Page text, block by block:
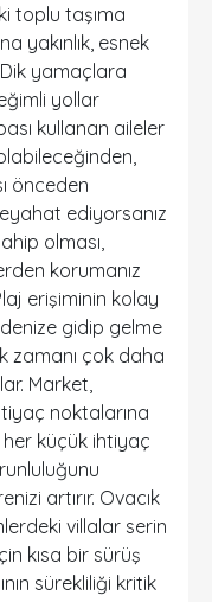
toplu taşıma
yakınlık, esnek
yamaçlara
yollar
kullanan aileler
önceden
ediyorsanız
olması,
korumanız
erişiminin kolay
gidip gelme
zamanı çok daha
Market,
noktalarına
küçük ihtiyaç
artırır. Ovacık
villalar serin
kısa bir sürüş
sürekliliği kritik